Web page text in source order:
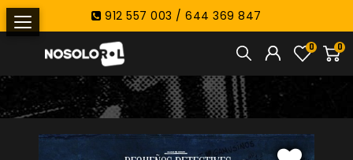
912 557 003 / 644 369 847
0
0